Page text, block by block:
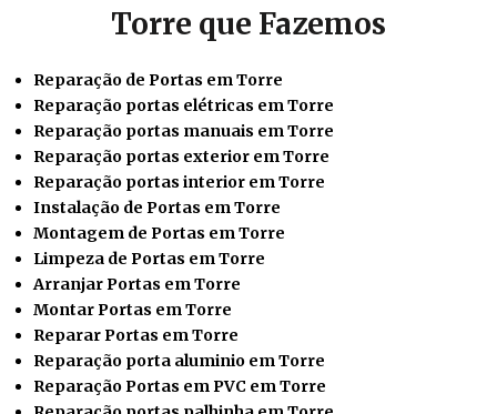
Torre que Fazemos
Reparação de Portas em Torre
Reparação portas elétricas em Torre
Reparação portas manuais em Torre
Reparação portas exterior em Torre
Reparação portas interior em Torre
Instalação de Portas em Torre
Montagem de Portas em Torre
Limpeza de Portas em Torre
Arranjar Portas em Torre
Montar Portas em Torre
RepararPortas em Torre
Reparação porta aluminio em Torre
Reparação Portas em PVC em Torre